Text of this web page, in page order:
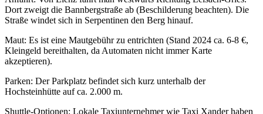
Dort zweigt die Bannbergstraße ab (Beschilderung beachten). Die
Straße windet sich in Serpentinen den Berg hinauf.
Maut: Es ist eine Mautgebühr zu entrichten (Stand 2024 ca. 6-8 €,
Kleingeld bereithalten, da Automaten nicht immer Karte
akzeptieren).
Parken: Der Parkplatz befindet sich kurz unterhalb der
Hochsteinhütte auf ca. 2.000 m.
Shuttle-Optionen: Lokale Taxiunternehmer wie Taxi Xander haben